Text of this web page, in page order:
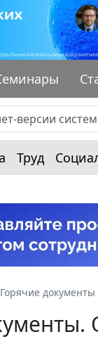
Труд
Горячие документы